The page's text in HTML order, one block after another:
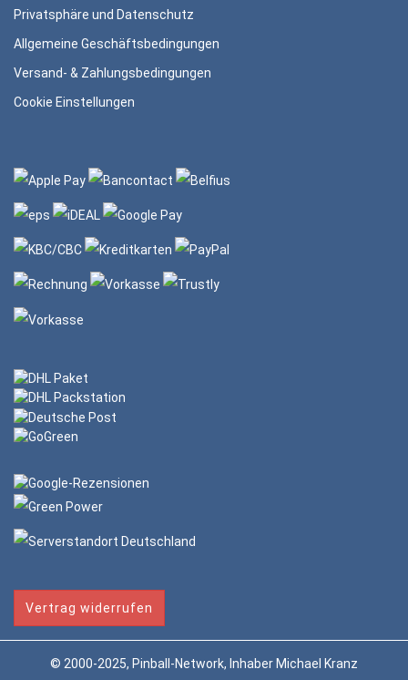
Privatsphäre und Datenschutz
Allgemeine Geschäftsbedingungen
Versand- & Zahlungsbedingungen
Cookie Einstellungen
Vertrag widerrufen
© 2000-2025, Pinball-Network, Inhaber Michael Kranz